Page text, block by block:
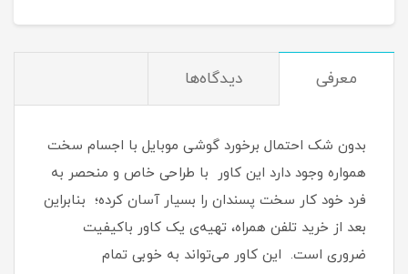
معرفی دیدگاه‌ها
بدون شک احتمال برخورد گوشی موبایل با اجسام سخت
همواره وجود دارد این کاور با طراحی خاص و منحصر به
فرد خود کار سخت پسندان را بسیار آسان کرده؛ بنابراین
بعد از خرید تلفن همراه، تهیه‌ی یک کاور با‌کیفیت
ضروری است‏.‏ این کاور می‌تواند به خوبی تمام